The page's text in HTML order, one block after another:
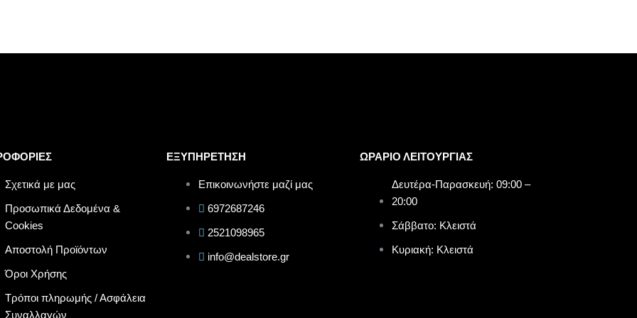
Σχετικά με μας
Προσωπικά Δεδομένα &
Cookies
Αποστολή Προϊόντων
Όροι Χρήσης
Τρόποι πληρωμής / Ασφάλεια
Συναλλαγών
ΕΞΥΠΗΡΕΤΗΣΗ
Επικοινωνήστε μαζί μας
6972687246
2521098965
info@dealstore.gr
ΩΡΑΡΙΟ ΛΕΙΤΟΥΡΓΙΑΣ​
Δευτέρα-Παρασκευή: 09:00 –
20:00
Σάββατο: Κλειστά
Κυριακή: Κλειστά